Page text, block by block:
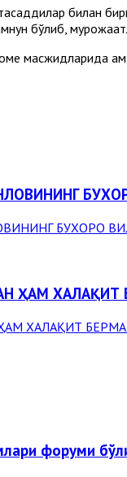
билан
бўлиб,
масжидларида
ҲАМ ХАЛАҚИТ
форуми